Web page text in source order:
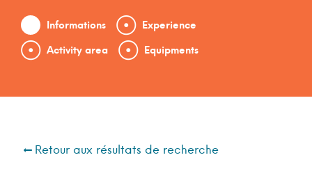
Informations
Experience
Activity area
Equipments
Retour aux résultats de recherche